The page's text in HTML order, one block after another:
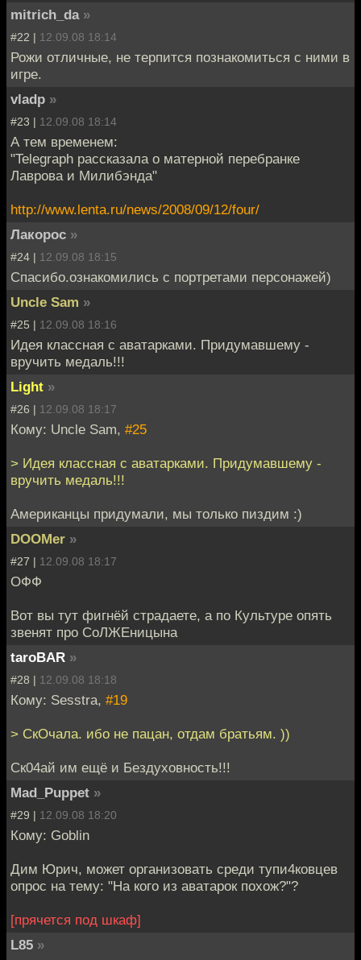
mitrich_da »
#22 | 12.09.08 18:14
Рожи отличные, не терпится познакомиться с ними в
игре.
vladp »
#23 | 12.09.08 18:14
А тем временем:
"Telegraph рассказала о матерной перебранке
Лаврова и Милибэнда"
http://www.lenta.ru/news/2008/09/12/four/
Лакорос »
#24 | 12.09.08 18:15
Спасибо.ознакомились с портретами персонажей)
Uncle Sam »
#25 | 12.09.08 18:16
Идея классная с аватарками. Придумавшему -
вручить медаль!!!
Light »
#26 | 12.09.08 18:17
Кому: Uncle Sam, #25
> Идея классная с аватарками. Придумавшему -
вручить медаль!!!
Американцы придумали, мы только пиздим :)
DOOMer »
#27 | 12.09.08 18:17
ОФФ
Вот вы тут фигнёй страдаете, а по Культуре опять
звенят про СоЛЖЕницына
taroBAR »
#28 | 12.09.08 18:18
Кому: Sesstra, #19
> СкОчала. ибо не пацан, отдам братьям. ))
Ск04ай им ещё и Бездуховность!!!
Mad_Puppet »
#29 | 12.09.08 18:20
Кому: Goblin
Дим Юрич, может организовать среди тупи4ковцев
опрос на тему: "На кого из аватарок похож?"?
[прячется под шкаф]
L85 »